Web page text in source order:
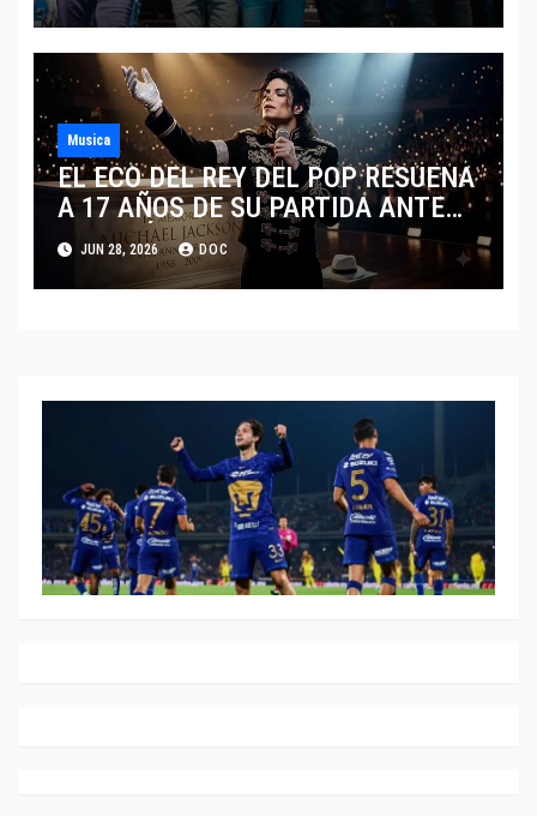
Musica
EL ECO DEL REY DEL POP RESUENA
A 17 AÑOS DE SU PARTIDA ANTE
EL FENÓMENO DE SU BIOPIC EN
2026
JUN 28, 2026 DOC